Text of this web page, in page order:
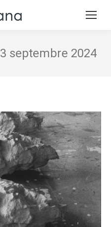
3 septembre 2024